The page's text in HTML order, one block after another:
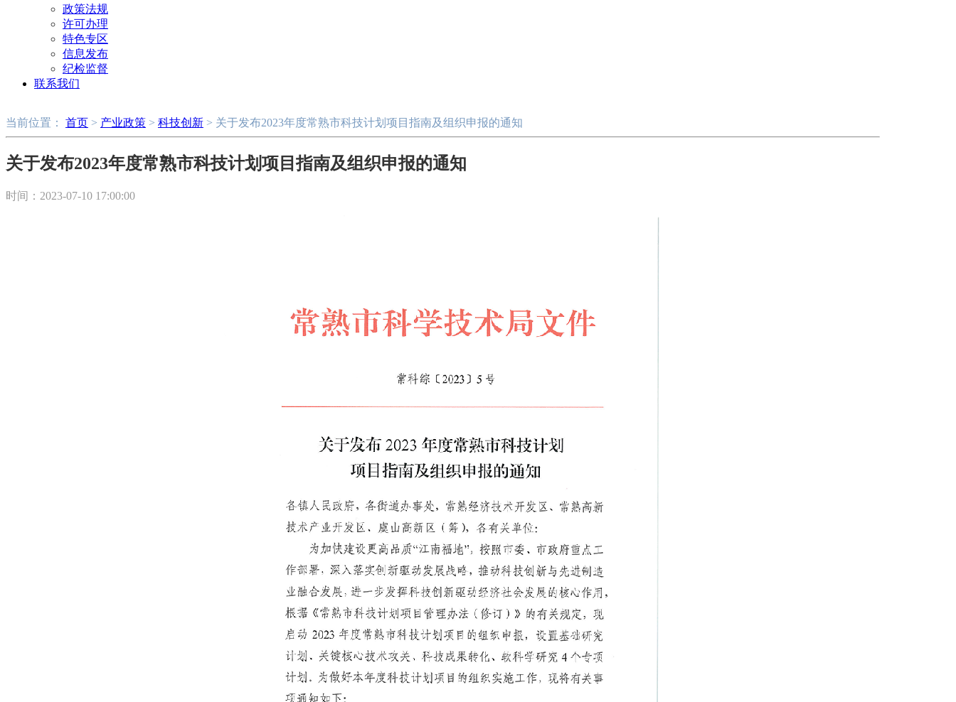
政策法规
许可办理
特色专区
信息发布
纪检监督
联系我们
当前位置： 首页 > 产业政策 > 科技创新 > 关于发布2023年度常熟市科技计划项目指南及组织申报的通知
关于发布2023年度常熟市科技计划项目指南及组织申报的通知
时间：2023-07-10 17:00:00